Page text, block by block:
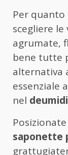
Per
scegliere
agrumate,
bene tutte
alternativa
essenziale
nel
saponette